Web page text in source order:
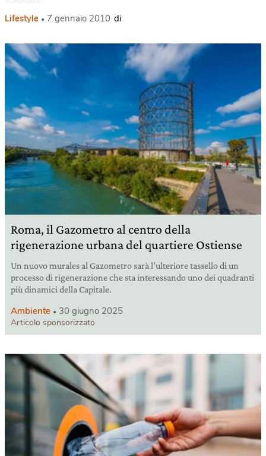
Lifestyle 7 gennaio 2010 di
Roma, il Gazometro al centro della
rigenerazione urbana del quartiere Ostiense
Un nuovo murales al Gazometro sarà l’ulteriore tassello di un
processo di rigenerazione che sta interessando uno dei quadranti
più dinamici della Capitale.
Ambiente 30 giugno 2025
Articolo sponsorizzato